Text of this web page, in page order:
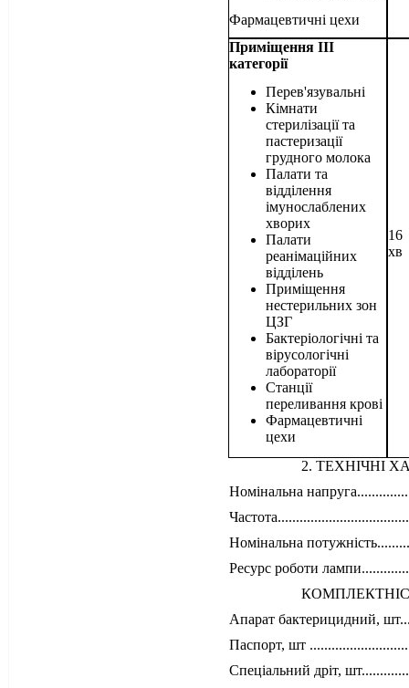
Фармацевтичні цехи
Приміщення ІІІ
категорії
Перев'язувальні
Кімнати
стерилізації та
пастеризації
грудного молока
Палати та
відділення
імунослаблених
хворих
Палати
реанімаційних
відділень
Приміщення
нестерильних зон
ЦЗГ
Бактеріологічні та
вірусологічні
лабораторії
Станції
переливання крові
Фармацевтичні
цехи
16
хв
2. ТЕХНІЧНІ
Номінальна
Номінальна
Ресурс роботи
Апарат бактерицидний,
Паспорт, шт
Спеціальний дріт,